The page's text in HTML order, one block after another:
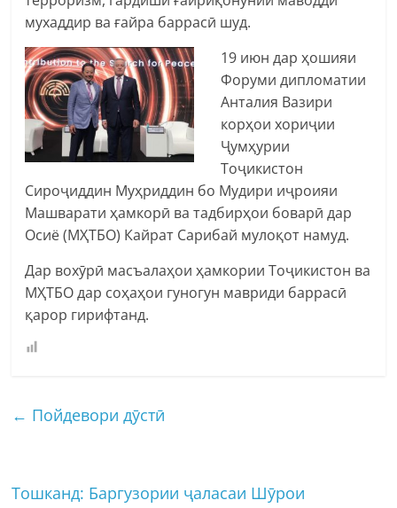
мухаддир ва ғайра баррасӣ шуд.
19 июн дар ҳошияи
Форуми дипломатии
Анталия Вазири
корҳои хориҷии
Ҷумҳурии
Тоҷикистон
Сироҷиддин Муҳриддин бо Мудири иҷроияи
Машварати ҳамкорӣ ва тадбирҳои боварӣ дар
Осиё (МҲТБО) Кайрат Сарибай мулоқот намуд.
Дар вохӯрӣ масъалаҳои ҳамкории Тоҷикистон ва
МҲТБО дар соҳаҳои гуногун мавриди баррасӣ
қарор гирифтанд.
← Пойдевори дӯстӣ
Тошканд: Баргузории ҷаласаи Шӯрои